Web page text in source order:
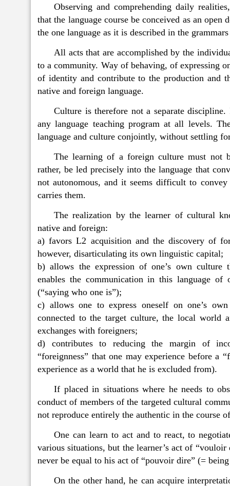
Observing and comprehending daily
that the language course be conceived as an open
the one language as it is described in the
All acts that are accomplished by the
to a community. Way of behaving, of expressing
of identity and contribute to the production and
native and foreign language.
Culture is therefore not a separate
any language teaching program at all levels.
language and culture conjointly, without settling
The learning of a foreign culture must not
rather, be led precisely into the language that
not autonomous, and it seems difficult to
carries them.
The realization by the learner of cultural
native and foreign:
a) favors L2 acquisition and the discovery of
however, disarticulating its own linguistic capital;
b) allows the expression of one’s own culture
enables the communication in this language of
(“saying who one is”);
c) allows one to express oneself on one’s
connected to the target culture, the local world
exchanges with foreigners;
d) contributes to reducing the margin of
“foreignness” that one may experience before a
experience as a world that he is excluded from).
If placed in situations where he needs to
conduct of members of the targeted cultural
not reproduce entirely the authentic in the course
One can learn to act and to react, to
various situations, but the learner’s act of
never be equal to his act of “pouvoir dire” (=
On the other hand, he can acquire